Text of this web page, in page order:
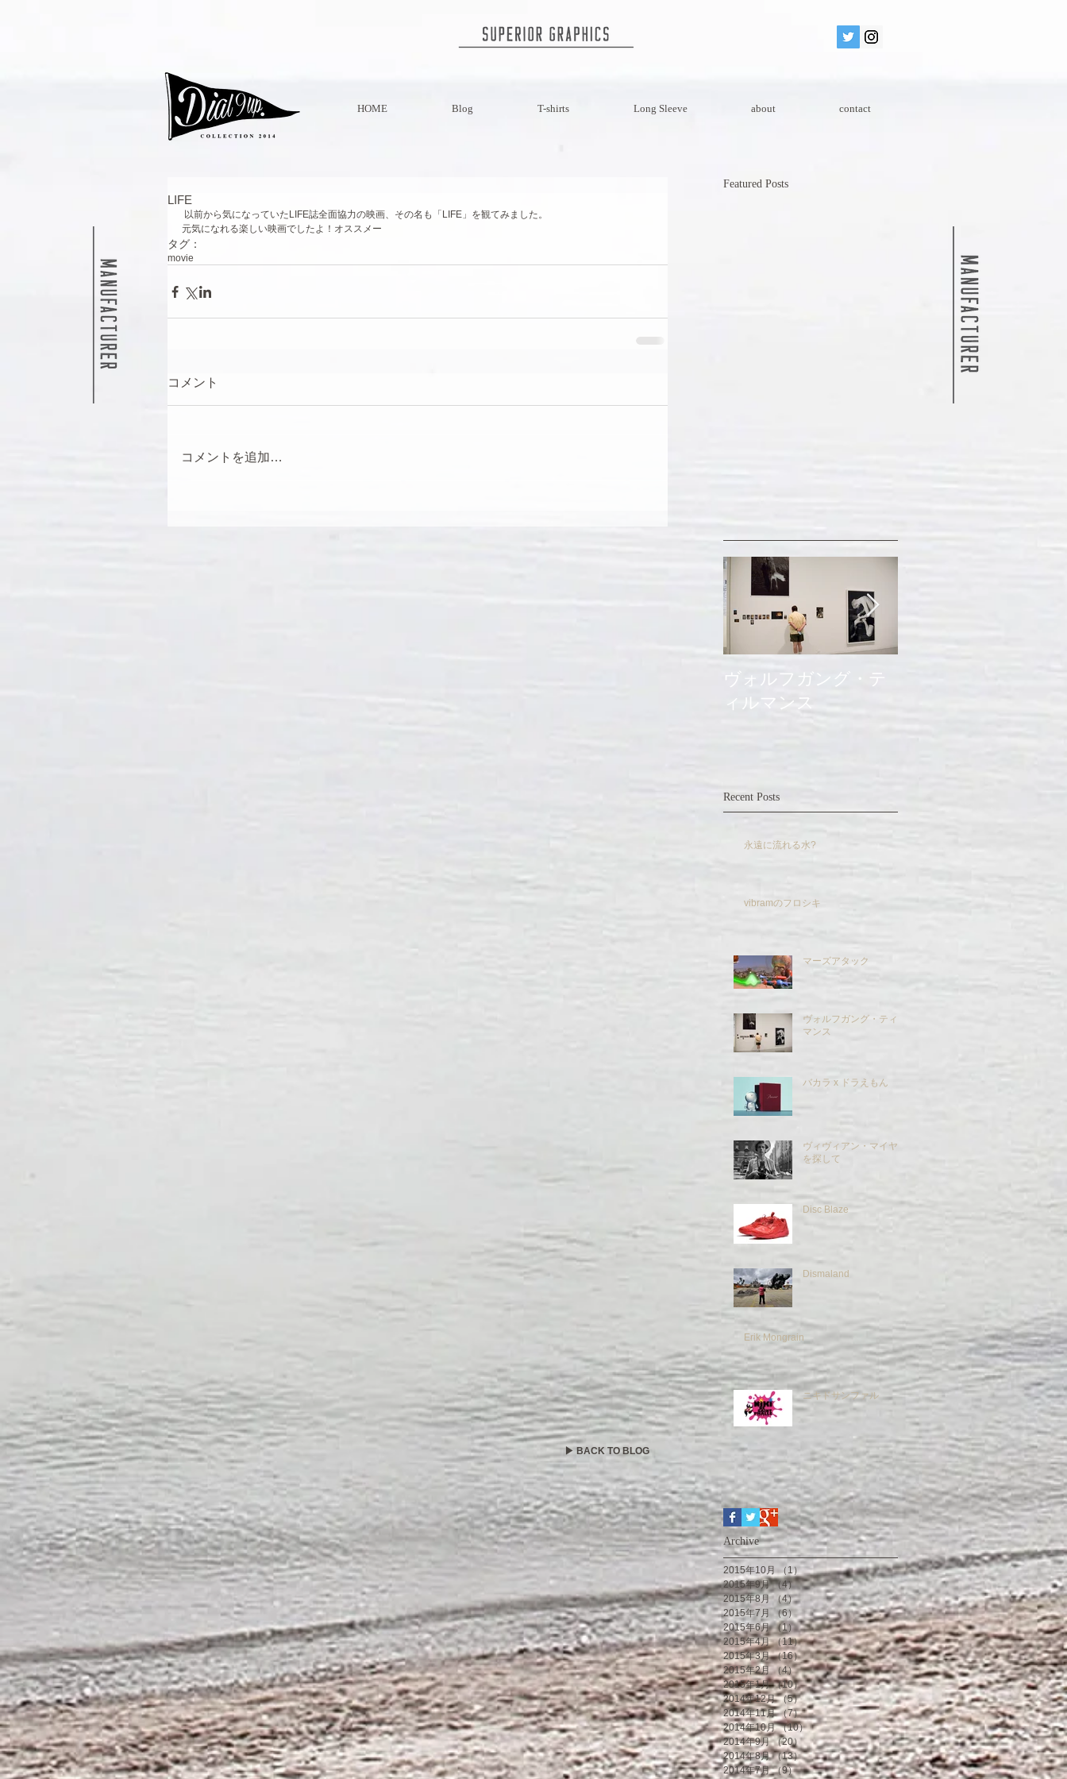
HOME Blog T-shirts Long Sleeve about contact
LIFE
以前から気になっていたLIFE誌全面協力の映画、その名も「LIFE」を観てみました。
元気になれる楽しい映画でしたよ！オススメー
タグ：
movie
コメント
コメントを追加…
Featured Posts
ヴォルフガング・テ
ィルマンス
Recent Posts
永遠に流れる水?
vibramのフロシキ
マーズアタック
ヴォルフガング・ティル
マンス
バカラ x ドラえもん
ヴィヴィアン・マイヤー
を探して
Disc Blaze
Dismaland
Erik Mongrain
ニキドサンファル
▶ BACK TO BLOG
Archive
2015年10月 （1） 1件の記事
2015年9月 （4）4件の記事
2015年8月 （4）4件の記事
2015年7月 （6）
6件の記事
2015年6月 （1）1件の記事
2015年4月 （11）11件の記事
2015年3月 （16）16件の記事
2015年2月 （4）4件の記事
2015年1月 （10）10件の記事
2014年12月 （5）5件の記事
2014年11月 （7）7件の記事
2014年10月 （10）10件の記事
2014年9月 （20）20件の記事
2014年8月 （13）13件の記事
2014年7月 （9）9件の記事